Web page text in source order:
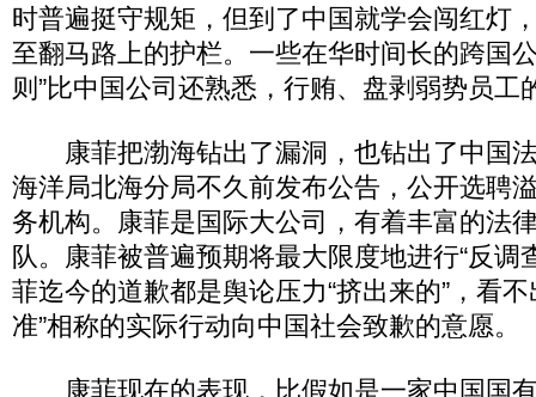
时普遍挺守规矩，但到了中国就学会闯红灯
至翻马路上的护栏。一些在华时间长的跨国
则”比中国公司还熟悉，行贿、盘剥弱势员工
康菲把渤海钻出了漏洞，也钻出了中国
海洋局北海分局不久前发布公告，公开选聘
务机构。康菲是国际大公司，有着丰富的法
队。康菲被普遍预期将最大限度地进行“反调
菲迄今的道歉都是舆论压力“挤出来的”，看
准”相称的实际行动向中国社会致歉的意愿。
康菲现在的表现，比假如是一家中国国